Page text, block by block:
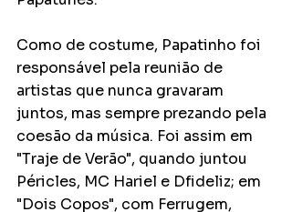
Como de costume, Papatinho foi
responsável pela reunião de
artistas que nunca gravaram
juntos, mas sempre prezando pela
coesão da música. Foi assim em
"Traje de Verão", quando juntou
Péricles, MC Hariel e Dfideliz; em
"Dois Copos", com Ferrugem,